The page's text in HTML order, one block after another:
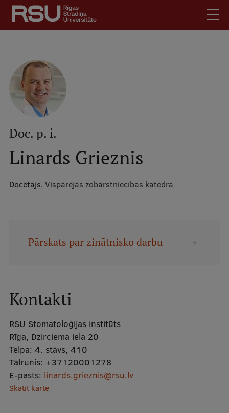
Pārlekt
galveno
saturu
Latviski
Meklēt Mobile
augšējā
izvēlne
Skolēniem
Studentiem
Darbiniekiem
Darba devējiem
Mobile
Pamatstudiju programmas
Maģistra studiju programmas
Doktorantūra
Rezidentūra
Uzņemšana
Doc. p. i.
Linards Grieznis
Docētājs, Vispārējās zobārstniecības katedra
Pārskats par zinātnisko darbu
Kontakti
RSU Stomatoloģijas institūts
Rīga, Dzirciema iela 20
Telpa: 4. stāvs, 410
Tālrunis: +37120001278
E-pasts: linards.grieznis@rsu.lv
Skatīt kartē